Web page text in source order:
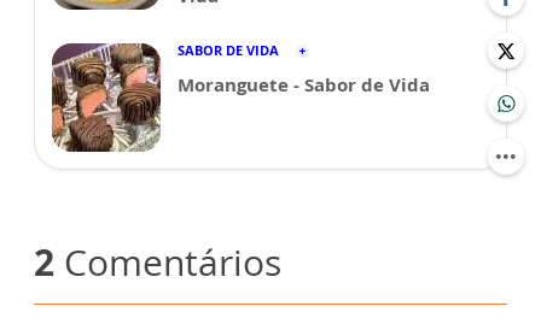
SABOR DE VIDA
Moranguete - Sabor de Vida
2 Comentários